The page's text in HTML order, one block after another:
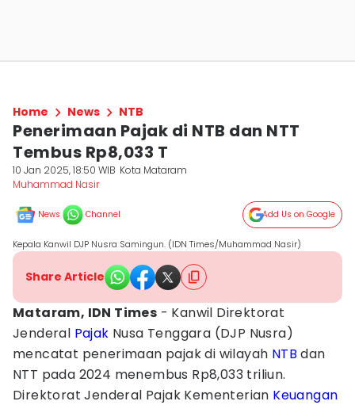
Home News NTB
Penerimaan Pajak di NTB dan NTT
Tembus Rp8,033 T
10 Jan 2025, 18:50 WIB Kota Mataram
Muhammad Nasir
News Channel Add Us on Google
Kepala Kanwil DJP Nusra Samingun. (IDN Times/Muhammad Nasir)
Share Article
Mataram, IDN Times - Kanwil Direktorat
Jenderal Pajak Nusa Tenggara (DJP Nusra)
mencatat penerimaan pajak di wilayah NTB dan
NTT pada 2024 menembus Rp8,033 triliun.
Direktorat Jenderal Pajak Kementerian Keuangan